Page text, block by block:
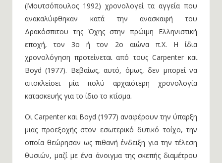
(Μουτσόπουλος 1992) χρονολογεί τα αγγεία που
ανακαλύφθηκαν κατά την ανασκαφή του
Δρακόσπιτου της Όχης στην πρώιμη Eλληνιστική
εποχή, τον 3ο ή τον 2ο αιώνα π.Χ. Η ίδια
χρονολόγηση προτείνεται από τους Carpenter και
Boyd (1977). Βεβαίως, αυτό, όμως, δεν μπορεί να
αποκλείσει μία πολύ αρχαιότερη χρονολογία
κατασκευής για το ίδιο το κτίσμα.
Οι Carpenter και Boyd (1977) αναφέρουν την ύπαρξη
μιας προεξοχής στον εσωτερικό δυτικό τοίχο, την
οποία θεώρησαν ως πιθανή ένδειξη για την τέλεση
θυσιών, μαζί με ένα άνοιγμα της σκεπής διαμέτρου